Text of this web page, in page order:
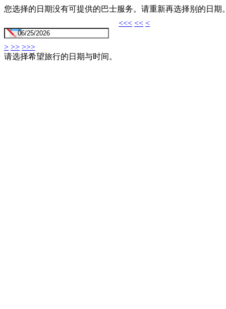
您选择的日期没有可提供的巴士服务。请重新再选择别的日期
<<< << <
> >> >>>
请选择希望旅行的日期与时间。